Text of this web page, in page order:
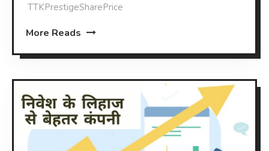
TTKPrestigeSharePrice
More Reads